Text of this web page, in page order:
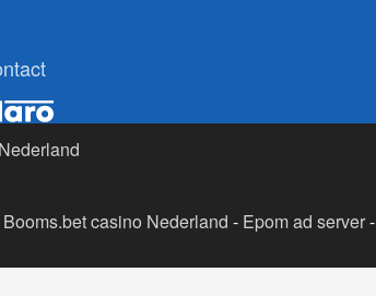
Booms.bet casino Nederland - Epom ad server-